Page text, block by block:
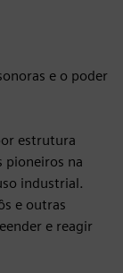
e o poder
estrutura
pioneiros na
industrial.
e outras
e reagir